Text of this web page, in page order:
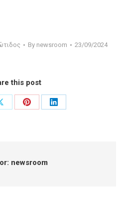
By newsroom 23/09/2024
this post
Share
Share
Share
newsroom